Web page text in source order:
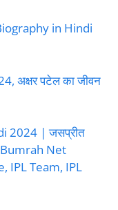
in Hindi
अक्षर पटेल का जीवन
2024 | जसप्रीत
Bumrah Net
IPL Team, IPL